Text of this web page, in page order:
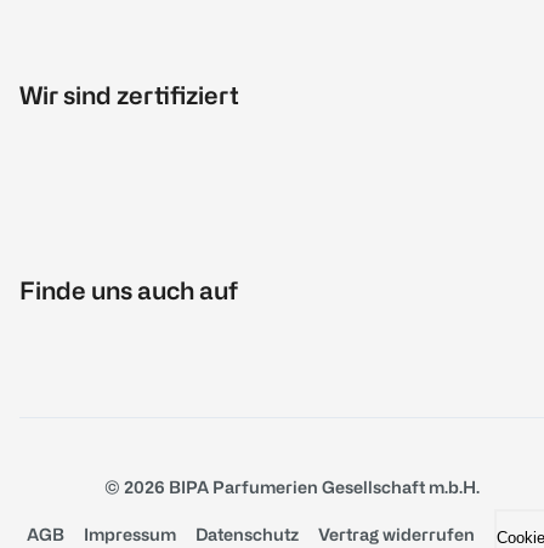
Wir sind zertifiziert
Finde uns auch auf
© 2026 BIPA Parfumerien Gesellschaft m.b.H.
AGB Impressum Datenschutz Vertrag widerrufen